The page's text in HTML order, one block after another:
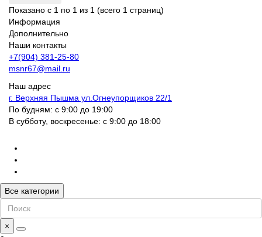
Показано с 1 по 1 из 1 (всего 1 страниц)
Информация
Дополнительно
Наши контакты
+7(904) 381-25-80
msnr67@mail.ru
Наш адрес
г. Верхняя Пышма ул.Огнеупорщиков 22/1
По будням: с 9:00 до 19:00
В субботу, воскресенье: с 9:00 до 18:00
Все категории
×